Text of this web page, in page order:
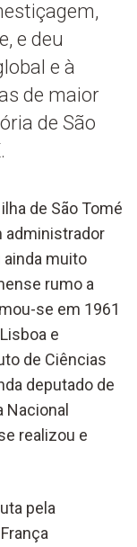
e deu
e à
de maior
de São
de São Tomé
administrador
ainda muito
rumo a
se em 1961
e
de Ciências
deputado de
Nacional
realizou e
pela